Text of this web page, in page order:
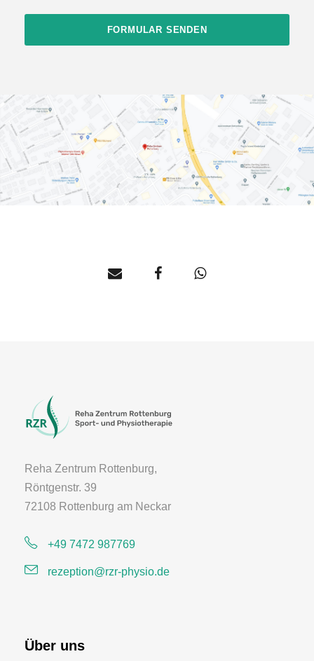
Reha Zentrum Rottenburg,
Röntgenstr. 39
72108 Rottenburg am Neckar
+49 7472 987769
rezeption@rzr-physio.de
Über uns